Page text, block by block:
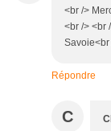
<br />
<br /> <br
Savoie<br
Répondre
C